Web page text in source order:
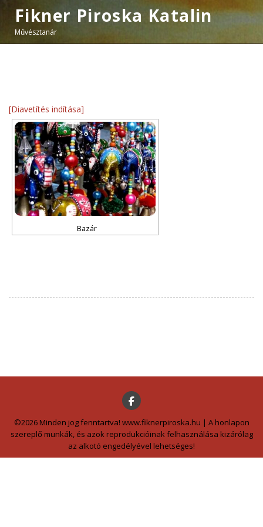
Fikner Piroska Katalin
Művésztanár
[Diavetítés indítása]
Bazár
©2026 Minden jog fenntartva! www.fiknerpiroska.hu | A honlapon
szereplő munkák, és azok reprodukcióinak felhasználása kizárólag
az alkotó engedélyével lehetséges!